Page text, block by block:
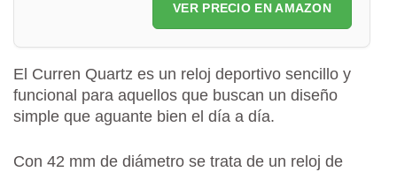
VER PRECIO EN AMAZON
El Curren Quartz es un reloj deportivo sencillo y
funcional para aquellos que buscan un diseño
simple que aguante bien el día a día.
Con 42 mm de diámetro se trata de un reloj de